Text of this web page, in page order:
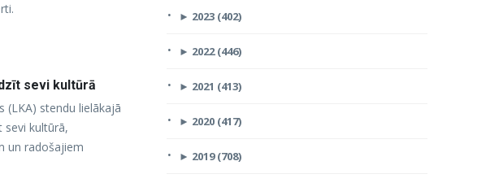
sevi kultūrā
(LKA) stendu lielākajā
sevi kultūrā,
un radošajiem
► 2023 (402)
► 2022 (446)
► 2021 (413)
► 2020 (417)
► 2019 (708)